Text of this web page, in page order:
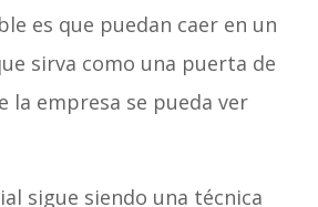
es que puedan caer en un
sirva como una puerta de
la empresa se pueda ver
sigue siendo una técnica